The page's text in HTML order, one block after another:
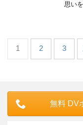
思い
1 2 3
無料 DV